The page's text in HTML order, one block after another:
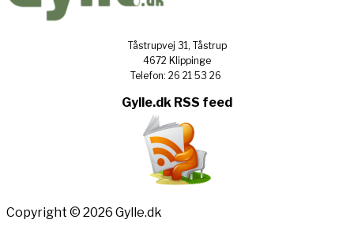
Tåstrupvej 31, Tåstrup
4672 Klippinge
Telefon: 26 21 53 26
Gylle.dk RSS feed
Copyright © 2026 Gylle.dk